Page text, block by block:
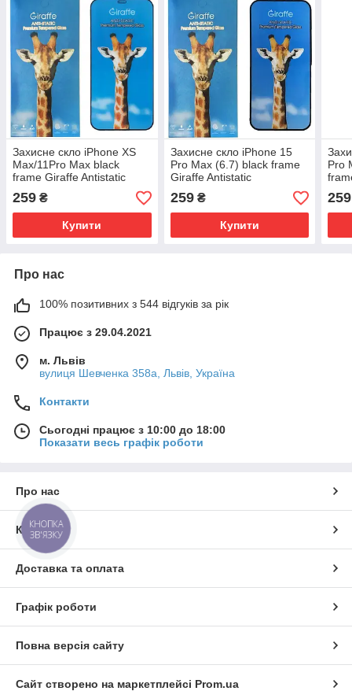
Захисне скло iPhone XS
Max/11Pro Max black
frame Giraffe Antistatic
259 ₴
Купити
Захисне скло iPhone 15
Pro Max (6.7) black frame
Giraffe Antistatic
259₴
Купити
Pro
259
Про нас
100% позитивних з 544 відгуків за рік
Працює з 29.04.2021
м. Львів
вулиця Шевченка 358а, Львів, Україна
Контакти
Сьогодні працює з 10:00 до 18:00
Показати весь графік роботи
Про нас
Контакти
Доставка та оплата
Графік роботи
Повна версія сайту
Сайт створено на маркетплейсі Prom.ua
КНОПКА
ЗВ'ЯЗКУ